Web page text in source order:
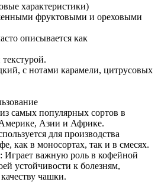
характеристики)
фруктовыми и ореховыми
описывается как
с нотами карамели, цитрусовых
самых популярных сортов в
Азии и Африке.
для производства
как в моносортах, так и в смесях.
Играет важную роль в кофейной
устойчивости к болезням,
чашки.